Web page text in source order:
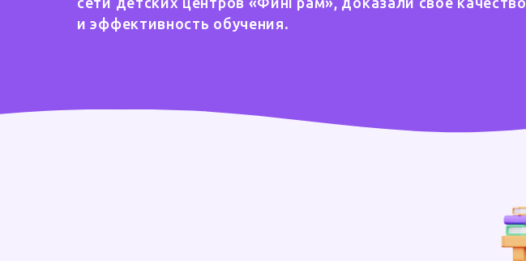
и эффективность обучения.